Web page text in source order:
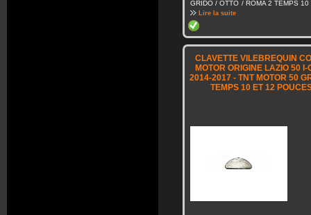
GRIDO / OTTO / ROMA 2 TEMPS
Lire la suite
CLAVETTE VILEBREQUIN
MOTOR ORIGINE LAZIO 50
2014-2017 - TNT MOTOR 50
TEMPS 10 ET 12